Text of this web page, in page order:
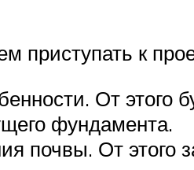
приступать к
От этого
фундамента.
почвы. От этого